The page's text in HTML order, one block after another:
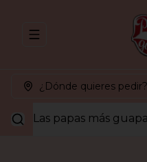
Abrir menu de
¿Dónde quieres pedir?
Las papas más